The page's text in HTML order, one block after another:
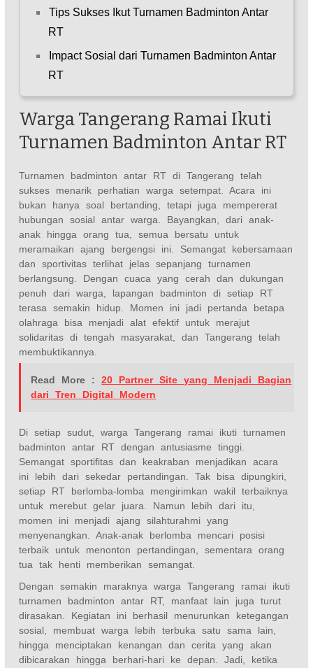
Tips Sukses Ikut Turnamen Badminton Antar
RT
Impact Sosial dari Turnamen Badminton Antar
RT
Warga Tangerang Ramai Ikuti
Turnamen Badminton Antar RT
Turnamen badminton antar RT di Tangerang telah
sukses menarik perhatian warga setempat. Acara ini
bukan hanya soal bertanding, tetapi juga mempererat
hubungan sosial antar warga. Bayangkan, dari anak-
anak hingga orang tua, semua bersatu untuk
meramaikan ajang bergengsi ini. Semangat kebersamaan
dan sportivitas terlihat jelas sepanjang turnamen
berlangsung. Dengan cuaca yang cerah dan dukungan
penuh dari warga, lapangan badminton di setiap RT
terasa semakin hidup. Momen ini jadi pertanda betapa
olahraga bisa menjadi alat efektif untuk merajut
solidaritas di tengah masyarakat, dan Tangerang telah
membuktikannya.
Read More :20 Partner Site yang Menjadi Bagian
dari Tren Digital Modern
Di setiap sudut, warga Tangerang ramai ikuti turnamen
badminton antar RT dengan antusiasme tinggi.
Semangat sportifitas dan keakraban menjadikan acara
ini lebih dari sekedar pertandingan. Tak bisa dipungkiri,
setiap RT berlomba-lomba mengirimkan wakil terbaiknya
untuk merebut gelar juara. Namun lebih dari itu,
momen ini menjadi ajang silahturahmi yang
menyenangkan. Anak-anak berlomba mencari posisi
terbaik untuk menonton pertandingan, sementara orang
tua tak henti memberikan semangat.
Dengan semakin maraknya warga Tangerang ramai ikuti
turnamen badminton antar RT, manfaat lain juga turut
dirasakan. Kegiatan ini berhasil menurunkan ketegangan
sosial, membuat warga lebih terbuka satu sama lain,
hingga menciptakan kenangan dan cerita yang akan
dibicarakan hingga berhari-hari ke depan. Jadi, ketika